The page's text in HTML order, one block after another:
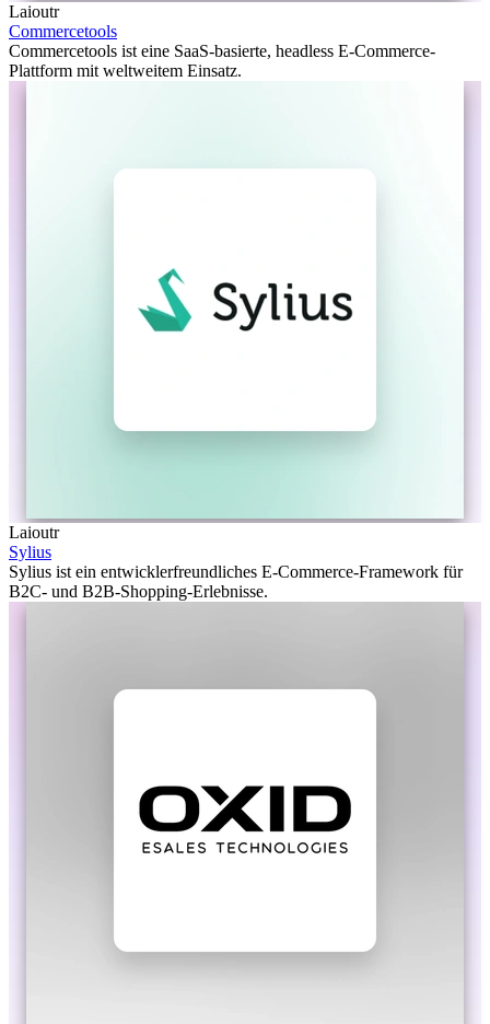
Laioutr
Commercetools
Commercetools ist eine SaaS-basierte, headless E-Commerce-
Plattform mit weltweitem Einsatz.
Laioutr
Sylius
Sylius ist ein entwicklerfreundliches E-Commerce-Framework für
B2C- und B2B-Shopping-Erlebnisse.